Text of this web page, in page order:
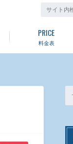
料金表
PRICE